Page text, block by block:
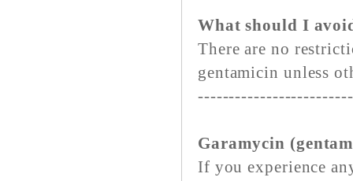
What should I
There are no
gentamicin unless
Garamycin
If you experience